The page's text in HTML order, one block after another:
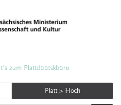
zum Plattdüütskbüro
Platt > Hoch